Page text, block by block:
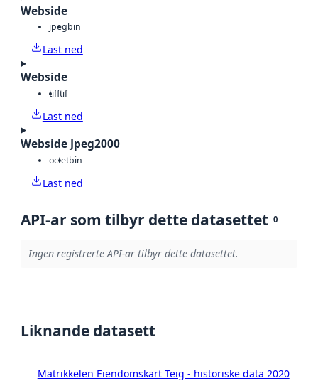
Webside
jpegbin
Last ned
Webside
tifftif
Last ned
Webside Jpeg2000
octetbin
Last ned
API-ar som tilbyr dette datasettet 0
Ingen registrerte API-ar tilbyr dette datasettet.
Liknande datasett
Matrikkelen Eiendomskart Teig - historiske data 2020